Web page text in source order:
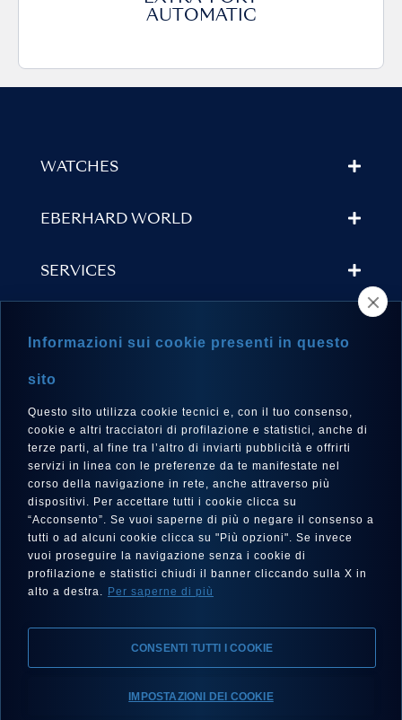
WATCHES
EBERHARD WORLD
SERVICES
LANGUAGE
English
FOLLOW US
Informazioni sui cookie presenti in questo
sito
Questo sito utilizza cookie tecnici e, con il tuo consenso,
cookie e altri tracciatori di profilazione e statistici, anche di
terze parti, al fine tra l’altro di inviarti pubblicità e offrirti
servizi in linea con le preferenze da te manifestate nel
corso della navigazione in rete, anche attraverso più
dispositivi. Per accettare tutti i cookie clicca su
“Acconsento”. Se vuoi saperne di più o negare il consenso a
tutti o ad alcuni cookie clicca su "Più opzioni". Se invece
vuoi proseguire la navigazione senza i cookie di
profilazione e statistici chiudi il banner cliccando sulla X in
alto a destra. Per saperne di più
CONSENTI TUTTI I COOKIE
IMPOSTAZIONI DEI COOKIE